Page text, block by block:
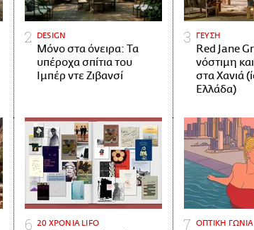
DESIGN
Μόνο στα όνειρα: Τα
υπέροχα σπίτια του
Ιμπέρ ντε Ζιβανσί
ΓΕΥΣΗ
Red Jane
νόστιμη
στα Χανιά
Ελλάδα)
20 ΧΡΟΝΙΑ LIFO ΟΠΤΙΚΗ ΓΩΝΙΑ